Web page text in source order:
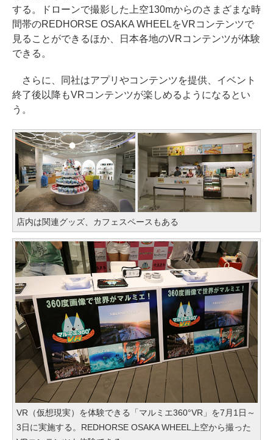
する。ドローンで撮影した上空130mからのさまざまな時
間帯のREDHORSE OSAKA WHEELをVRコンテンツで
見ることができるほか、日本各地のVRコンテンツが体験
できる。
さらに、同社はアプリやコンテンツを提供、イベント
終了後以降もVRコンテンツが楽しめるようになるとい
う。
店内は関連グッズ、カフェスペースもある
VR（仮想現実）を体験できる「マルミエ360°VR」を7月1日～
3日に実施する。REDHORSE OSAKA WHEEL上空から撮った